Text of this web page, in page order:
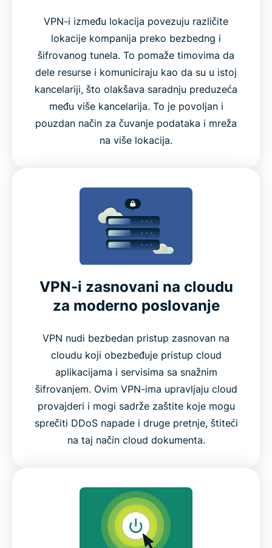
VPN-i između lokacija povezuju različite
lokacije kompanija preko bezbedng i
šifrovanog tunela. To pomaže timovima da
dele resurse i komuniciraju kao da su u istoj
kancelariji, što olakšava saradnju preduzeća
među više kancelarija. To je povoljan i
pouzdan način za čuvanje podataka i mreža
na više lokacija.
VPN-i zasnovani na cloudu
za moderno poslovanje
VPN nudi bezbedan pristup zasnovan na
cloudu koji obezbeđuje pristup cloud
aplikacijama i servisima sa snažnim
šifrovanjem. Ovim VPN-ima upravljaju cloud
provajderi i mogi sadrže zaštite koje mogu
sprečiti DDoS napade i druge pretnje, štiteći
na taj način cloud dokumenta.